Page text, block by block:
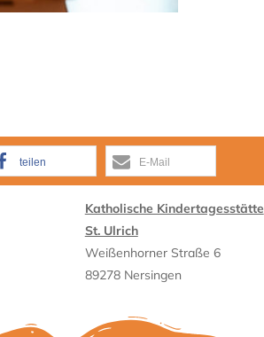
teilen E-Mail
Katholische Kindertagesstätte
St. Ulrich
Weißenhorner Straße 6
89278 Nersingen